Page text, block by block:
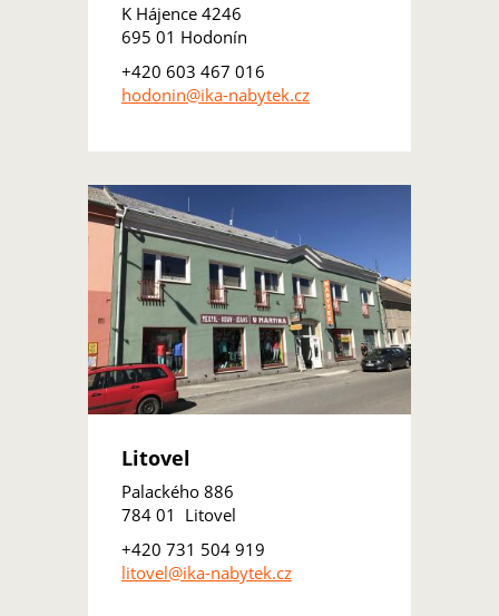
K Hájence 4246
695 01 Hodonín
+420 603 467 016
hodonin@ika-nabytek.cz
Litovel
Palackého 886
784 01 Litovel
+420 731 504 919
litovel@ika-nabytek.cz